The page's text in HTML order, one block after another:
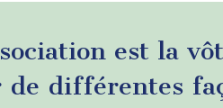
est la
de différentes